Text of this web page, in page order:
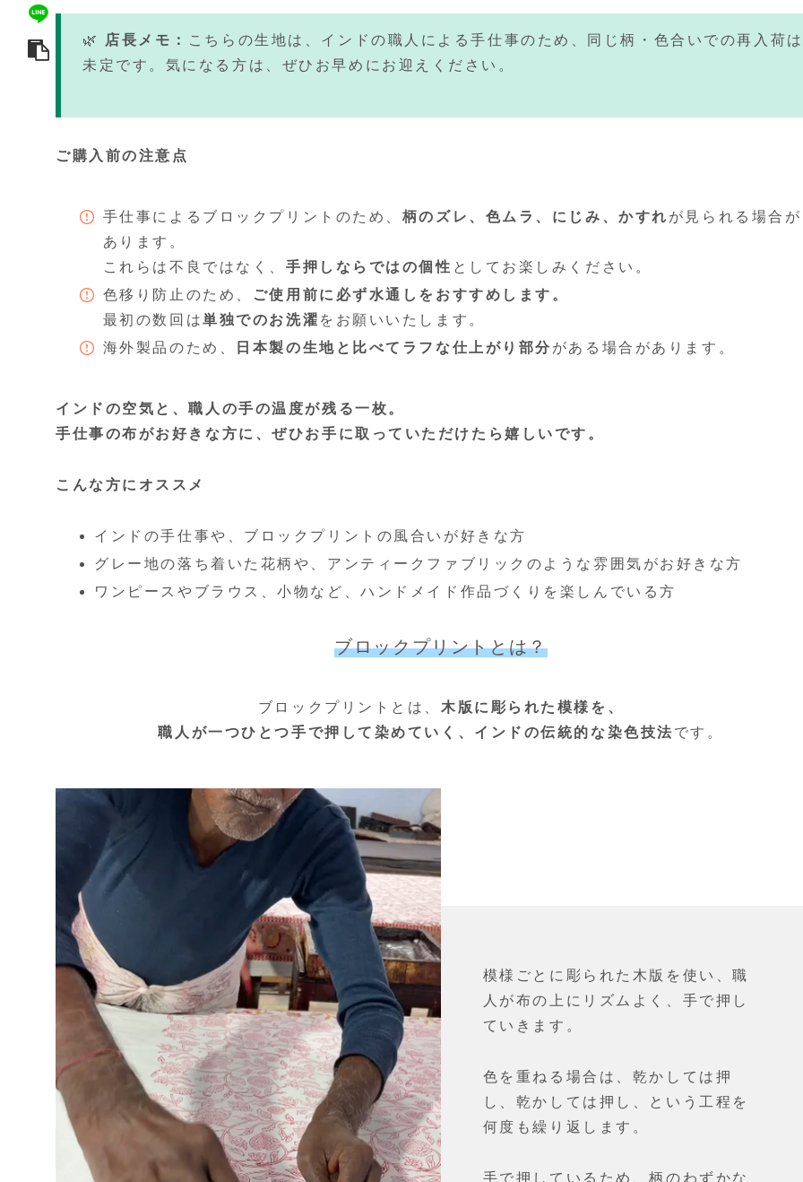
🌿 店長メモ：
こちらの生地は、インドの職人による手仕事のため、同じ柄・色合いでの再入荷は
未定です。気になる方は、ぜひお早めにお迎えください。
ご購入前の注意点
手仕事によるブロックプリントのため、 柄のズレ、色ムラ、にじみ、かすれ が見られる場合が
あります。
これらは不良ではなく、 手押しならではの個性 としてお楽しみください。
色移り防止のため、
ご使用前に必ず水通しをおすすめします。
最初の数回は単独でのお洗濯 をお願いいたします。
海外製品のため、
日本製の生地と比べてラフな仕上がり部分 がある場合があります。
インドの空気と、職人の手の温度が残る一枚。
手仕事の布がお好きな方に、ぜひお手に取っていただけたら嬉しいです。
こんな方にオススメ
インドの手仕事や、ブロックプリントの風合いが好きな方
グレー地の落ち着いた花柄や、アンティークファブリックのような雰囲気がお好きな方
ワンピースやブラウス、小物など、ハンドメイド作品づくりを楽しんでいる方
ブロックプリントとは？
ブロックプリントとは、 木版に彫られた模様を、
職人が一つひとつ手で押して染めていく、 インドの伝統的な染色技法 です。
模様ごとに彫られた木版を使い、職
人が布の上にリズムよく、手で押し
ていきます。
色を重ねる場合は、乾かしては押
し、乾かしては押し、という工程を
何度も繰り返します。
手で押しているため、柄のわずかな